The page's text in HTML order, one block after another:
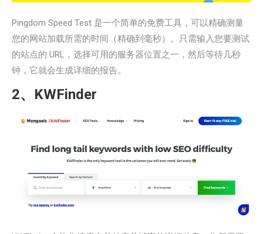
Pingdom Speed Test 是一个简单的免费工具，可以精确测量
您的网站加载所需的时间（精确到毫秒）。只需输入您要测试
的站点的 URL，选择可用的服务器位置之一，然后等待几秒
钟，它就会生成详细的报告。
2、KWFinder